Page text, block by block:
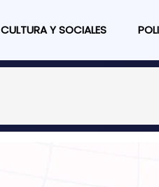
CULTURA Y SOCIALES